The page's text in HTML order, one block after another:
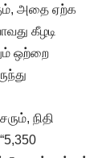
அதை ஏற்க
கீழடி
ஒற்றை
நிதி